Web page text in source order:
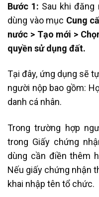
Bước 1: Sau khi đăng
dùng vào mục Cung
nước > Tạo mới >
quyền sử dụng đất.
Tại đây, ứng dụng sẽ
người nộp bao gồm:
danh cá nhân.
Trong trường hợp
trong Giấy chứng
dùng cần điền thêm
Nếu giấy chứng nhận
khai nhập tên tổ chức.